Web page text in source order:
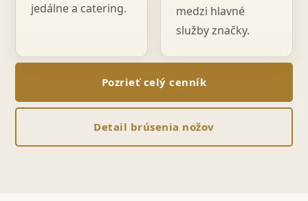
jedálne a catering.
medzi hlavné
služby značky.
Pozrieť celý cenník
Detail brúsenia nožov